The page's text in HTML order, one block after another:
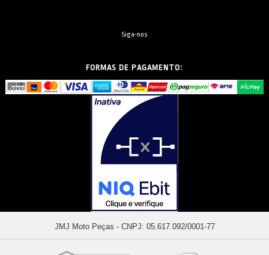
Siga-nos
FORMAS DE PAGAMENTO:
JMJ Moto Peças - CNPJ: 05.617.092/0001-77